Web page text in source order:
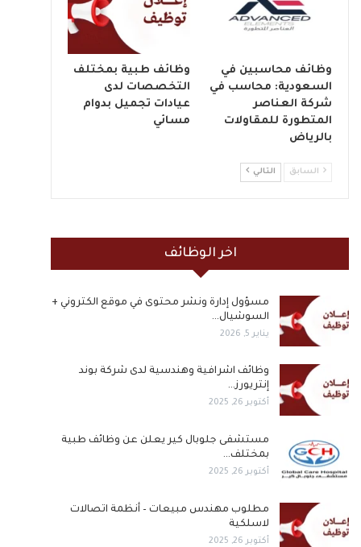
وظائف محاسبين في
السعودية: محاسب في
شركة العناصر
المتطورة للمقاولات
بالرياض
وظائف طبية بمختلف
التخصصات لدى
عيادات تجميل بدوام
مسائي
السابق التالي
اخر الوظائف
مسؤول إدارة ونشر محتوى في موقع الكتروني +
السوشيال…
يناير 5, 2026
وظائف اشرافية وهندسية لدى شركة بوند
إنتريورز…
أكتوبر 26, 2025
مستشفى جلوبال كير يعلن عن وظائف طبية
بمختلف…
أكتوبر 26, 2025
مطلوب مهندس مبيعات – أنظمة اتصالات
لاسلكية
أكتوبر 26, 2025